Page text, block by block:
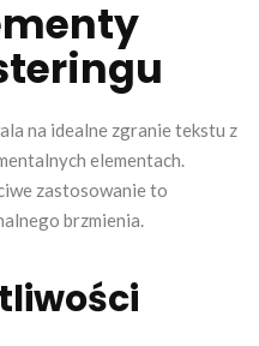
na idealne zgranie tekstu z
elementach.
zastosowanie to
brzmienia.